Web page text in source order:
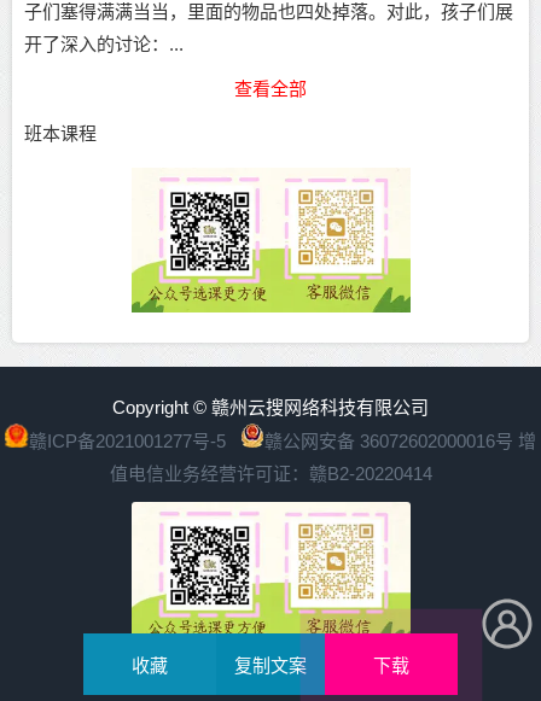
子们塞得满满当当，里面的物品也四处掉落。对此，孩子们展
开了深入的讨论：...
查看全部
班本课程
收藏 复制文案 下载
Copyright © 赣州云搜网络科技有限公司
赣ICP备2021001277号-5
赣公网安备 36072602000016号 增
值电信业务经营许可证：赣B2-20220414